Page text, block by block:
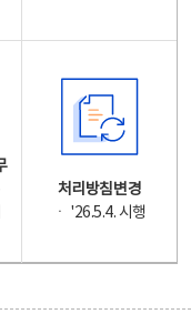
처리방침변경
ㆍ '26.5.4. 시행